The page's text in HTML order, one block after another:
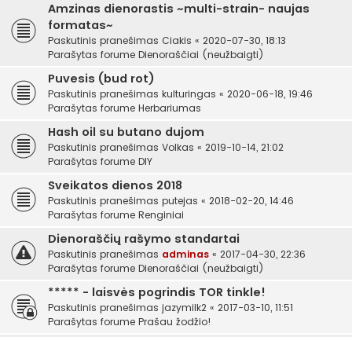
Amzinas dienorastis ~multi-strain- naujas
formatas~
Paskutinis pranešimas Ciakis « 2020-07-30, 18:13
Parašytas forume Dienoraščiai (neužbaigti)
Puvesis (bud rot)
Paskutinis pranešimas kulturingas « 2020-06-18, 19:46
Parašytas forume Herbariumas
Hash oil su butano dujom
Paskutinis pranešimas Volkas « 2019-10-14, 21:02
Parašytas forume DIY
Sveikatos dienos 2018
Paskutinis pranešimas putejas « 2018-02-20, 14:46
Parašytas forume Renginiai
Dienoraščių rašymo standartai
Paskutinis pranešimas adminas « 2017-04-30, 22:36
Parašytas forume Dienoraščiai (neužbaigti)
***** - laisvės pogrindis TOR tinkle!
Paskutinis pranešimas jazymilk2 « 2017-03-10, 11:51
Parašytas forume Prašau žodžio!